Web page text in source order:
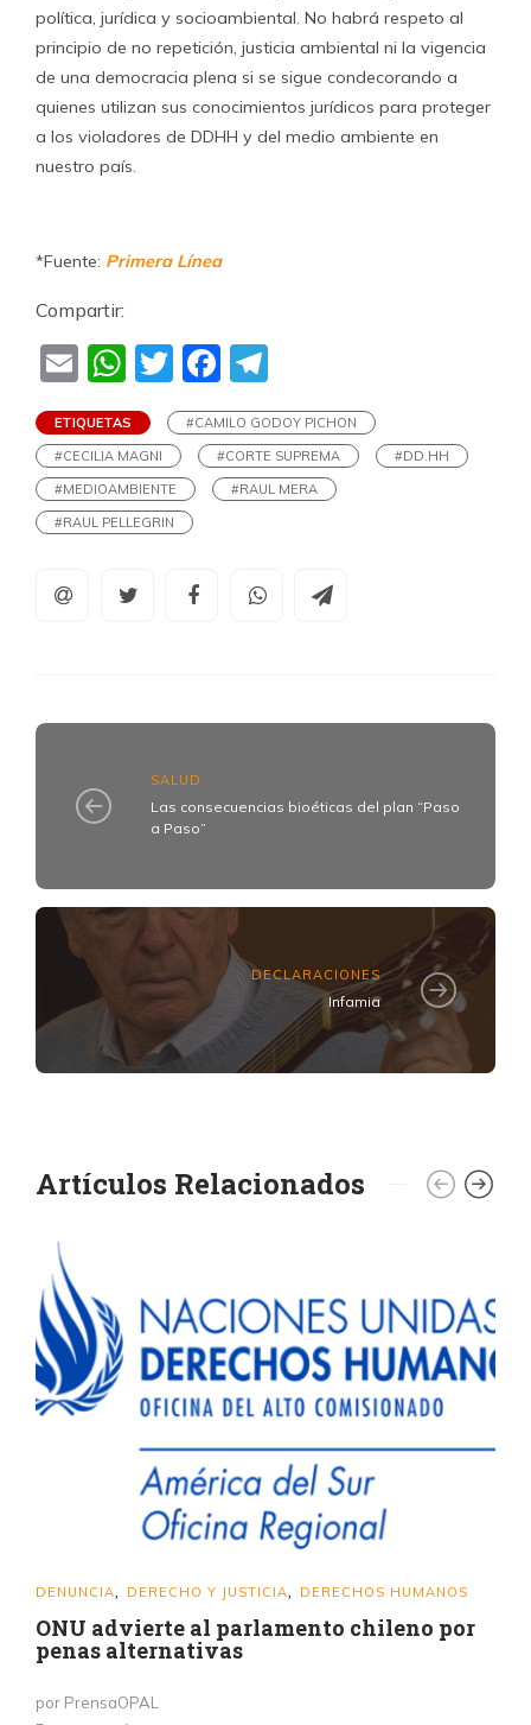
política, jurídica y socioambiental. No habrá respeto al
principio de no repetición, justicia ambiental ni la vigencia
de una democracia plena si se sigue condecorando a
quienes utilizan sus conocimientos jurídicos para proteger
a los violadores de DDHH y del medio ambiente en
nuestro país.
*Fuente: Primera Línea
Compartir:
EmailWhatsApp
TwitterFacebook
ETIQUETAS
#CAMILO GODOY PICHON
#CECILIA MAGNI
#CORTE SUPREMA
#DD.HH
#MEDIOAMBIENTE
#RAUL MERA
#RAUL PELLEGRIN
SALUD
Las consecuencias bioéticas del plan “Paso
a Paso”
DECLARACIONES
Infamia
Artículos Relacionados
DENUNCIA DERECHO Y JUSTICIA DERECHOS HUMANOS
ONU advierte al parlamento chileno por
penas alternativas
por PrensaOPAL